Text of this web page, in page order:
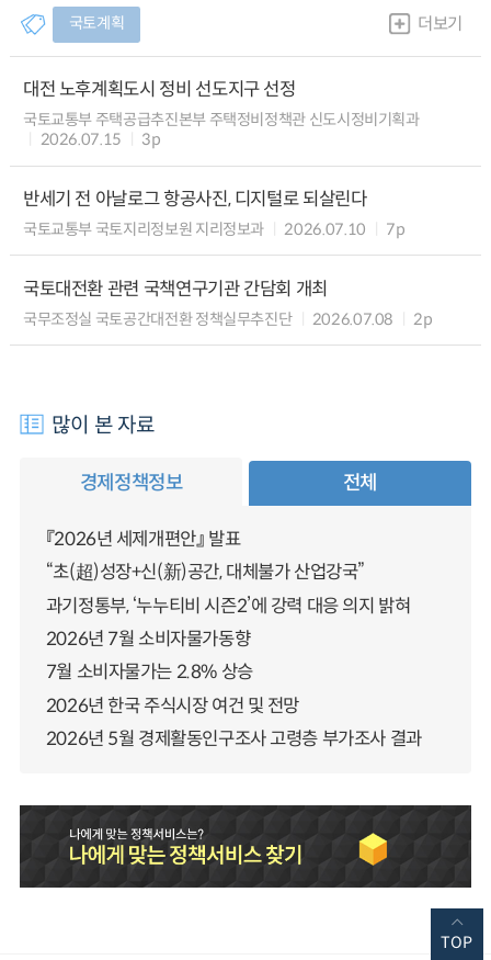
국토계획 더보기
대전 노후계획도시 정비 선도지구 선정
국토교통부 주택공급추진본부 주택정비정책관 신도시정비기획과
2026.07.15
3p
반세기 전 아날로그 항공사진, 디지털로 되살린다
국토교통부 국토지리정보원 지리정보과 2026.07.10 7p
국토대전환 관련 국책연구기관 간담회 개최
국무조정실 국토공간대전환 정책실무추진단 2026.07.08 2p
많이 본 자료
경제정책정보 전체
『2026년 세제개편안』 발표
“초(超)성장+신(新)공간, 대체불가 산업강국”
과기정통부, ‘누누티비 시즌2’에 강력 대응 의지 밝혀
2026년 7월 소비자물가동향
7월 소비자물가는 2.8% 상승
2026년 한국 주식시장 여건 및 전망
2026년 5월 경제활동인구조사 고령층 부가조사 결과
TOP